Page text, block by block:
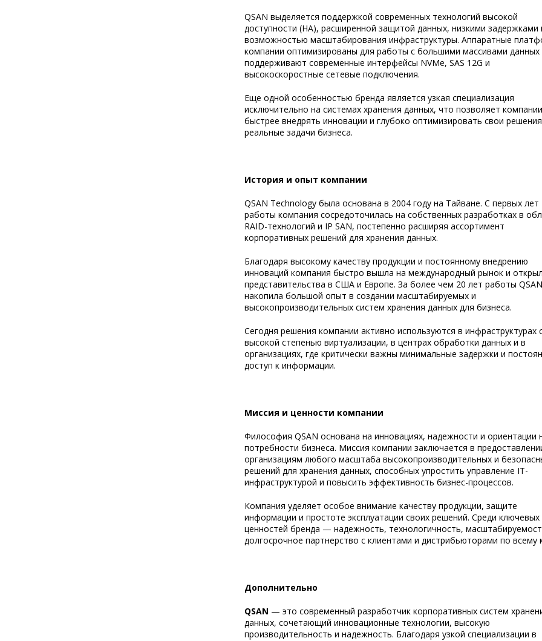
QSAN выделяется поддержкой современных технологий высокой
доступности (HA), расширенной защитой данных, низкими задержками
возможностью масштабирования инфраструктуры. Аппаратные
компании оптимизированы для работы с большими массивами данных
поддерживают современные интерфейсы NVMe, SAS 12G и
высокоскоростные сетевые подключения.
Еще одной особенностью бренда является узкая специализация
исключительно на системах хранения данных, что позволяет компании
быстрее внедрять инновации и глубоко оптимизировать свои
реальные задачи бизнеса.
История и опыт компании
QSAN Technology была основана в 2004 году на Тайване. С первых лет
работы компания сосредоточилась на собственных разработках в
RAID-технологий и IP SAN, постепенно расширяя ассортимент
корпоративных решений для хранения данных.
Благодаря высокому качеству продукции и постоянному внедрению
инноваций компания быстро вышла на международный рынок и
представительства в США и Европе. За более чем 20 лет работы QSAN
накопила большой опыт в создании масштабируемых и
высокопроизводительных систем хранения данных для бизнеса.
Сегодня решения компании активно используются в инфраструктурах
высокой степенью виртуализации, в центрах обработки данных и в
организациях, где критически важны минимальные задержки и
доступ к информации.
Миссия и ценности компании
Философия QSAN основана на инновациях, надежности и ориентации
потребности бизнеса. Миссия компании заключается в
организациям любого масштаба высокопроизводительных и
решений для хранения данных, способных упростить управление IT-
инфраструктурой и повысить эффективность бизнес-процессов.
Компания уделяет особое внимание качеству продукции, защите
информации и простоте эксплуатации своих решений. Среди ключевых
ценностей бренда — надежность, технологичность,
долгосрочное партнерство с клиентами и дистрибьюторами по всему
Дополнительно
QSAN⁠ — это современный разработчик корпоративных систем
данных, сочетающий инновационные технологии, высокую
производительность и надежность. Благодаря узкой специализации в